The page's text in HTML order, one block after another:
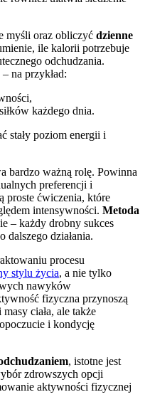
myśli oraz obliczyć dzienne
ile kalorii potrzebuje
odchudzania.
na przykład:
każdego dnia.
stały poziom energii i
bardzo ważną rolę. Powinna
preferencji i
proste ćwiczenia, które
intensywności. Metoda
– każdy drobny sukces
dalszego działania.
procesu
stylu życia, a nie tylko
nawyków
fizyczna przynoszą
ciała, ale także
i kondycję
, istotne jest
zdrowszych opcji
aktywności fizycznej